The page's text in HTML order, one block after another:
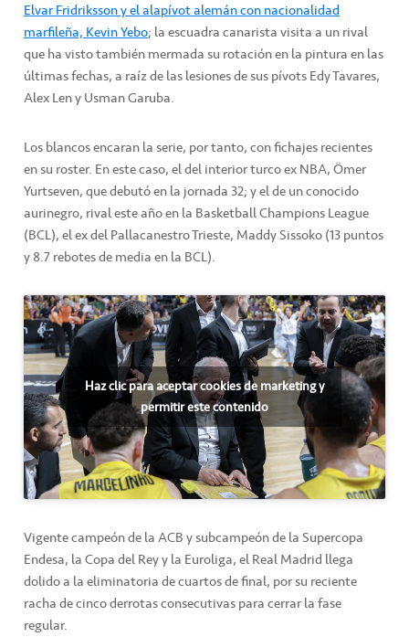
Elvar Fridriksson y el alapívot alemán con nacionalidad
marfileña, Kevin Yebo; la escuadra canarista visita a un rival
que ha visto también mermada su rotación en la pintura en las
últimas fechas, a raíz de las lesiones de sus pívots Edy Tavares,
Alex Len y Usman Garuba.
Los blancos encaran la serie, por tanto, con fichajes recientes
en su roster. En este caso, el del interior turco ex NBA, Ömer
Yurtseven, que debutó en la jornada 32; y el de un conocido
aurinegro, rival este año en la Basketball Champions League
(BCL), el ex del Pallacanestro Trieste, Maddy Sissoko (13 puntos
y 8.7 rebotes de media en la BCL).
Haz clic para aceptar cookies de marketing y
permitir este contenido
Vigente campeón de la ACB y subcampeón de la Supercopa
Endesa, la Copa del Rey y la Euroliga, el Real Madrid llega
dolido a la eliminatoria de cuartos de final, por su reciente
racha de cinco derrotas consecutivas para cerrar la fase
regular.